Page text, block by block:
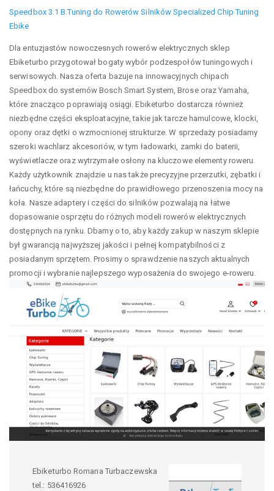
Speedbox 3.1 B.Tuning do Rowerów Silników Specialized Chip Tuning
Ebike
Dla entuzjastów nowoczesnych rowerów elektrycznych sklep
Ebiketurbo przygotował bogaty wybór podzespołów tuningowych i
serwisowych. Nasza oferta bazuje na innowacyjnych chipach
Speedbox do systemów Bosch Smart System, Brose oraz Yamaha,
które znacząco poprawiają osiągi. Ebiketurbo dostarcza również
niezbędne części eksploatacyjne, takie jak tarcze hamulcowe, klocki,
opony oraz dętki o wzmocnionej strukturze. W sprzedaży posiadamy
szeroki wachlarz akcesoriów, w tym ładowarki, zamki do baterii,
wyświetlacze oraz wytrzymałe osłony na kluczowe elementy roweru.
Każdy użytkownik znajdzie u nas także precyzyjne przerzutki, zębatki i
łańcuchy, które są niezbędne do prawidłowego przenoszenia mocy na
koła. Nasze adaptery i części do silników pozwalają na łatwe
dopasowanie osprzętu do różnych modeli rowerów elektrycznych
dostępnych na rynku. Dbamy o to, aby każdy zakup w naszym sklepie
był gwarancją najwyższej jakości i pełnej kompatybilności z
posiadanym sprzętem. Prosimy o sprawdzenie naszych aktualnych
promocji i wybranie najlepszego wyposażenia do swojego e-roweru.
Ebiketurbo Romana Turbaczewska
tel.: 536416926